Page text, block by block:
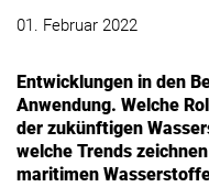
01. Februar 2022
Entwicklungen in den
Anwendung. Welche
der zukünftigen
welche Trends
maritimen